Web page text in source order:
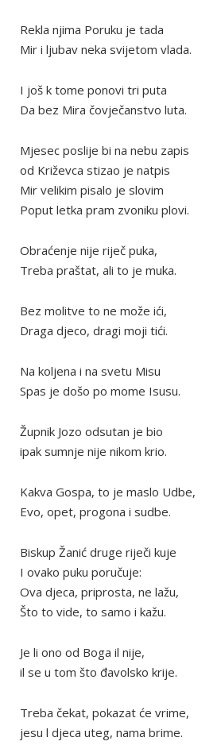
Rekla njima Poruku je tada
Mir i ljubav neka svijetom vlada.
I još k tome ponovi tri puta
Da bez Mira čovječanstvo luta.
Mjesec poslije bi na nebu zapis
od Križevca stizao je natpis
Mir velikim pisalo je slovim
Poput letka pram zvoniku plovi.
Obraćenje nije riječ puka,
Treba praštat, ali to je muka.
Bez molitve to ne može ići,
Draga djeco, dragi moji tići.
Na koljena i na svetu Misu
Spas je došo po mome Isusu.
Župnik Jozo odsutan je bio
ipak sumnje nije nikom krio.
Kakva Gospa, to je maslo Udbe,
Evo, opet, progona i sudbe.
Biskup Žanić druge riječi kuje
I ovako puku poručuje:
Ova djeca, priprosta, ne lažu,
Što to vide, to samo i kažu.
Je li ono od Boga il nije,
il se u tom što đavolsko krije.
Treba čekat, pokazat će vrime,
jesu l djeca uteg, nama brime.